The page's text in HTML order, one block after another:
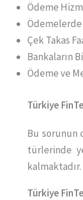
Ödeme
Ödemelerde
Çek Takas
Bankaların
Ödeme ve
Türkiye
Bu sorunun
türlerinde
Türkiye